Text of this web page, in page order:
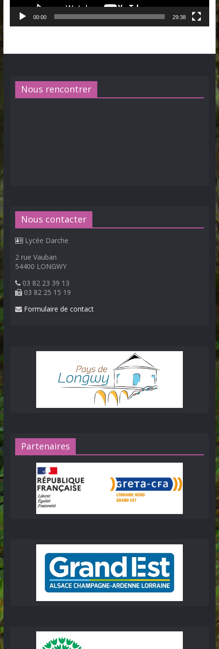
00:00 29:38
Nous rencontrer
Nous contacter
Lycée Darche
2 rue Vauban
54400 LONGWY
03 82 23 39 13
03 82 25 15 19
Formulaire de contact
Partenaires